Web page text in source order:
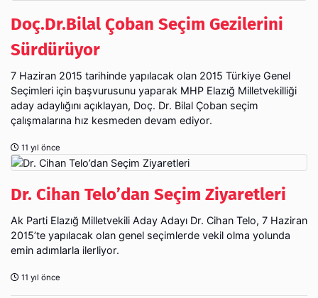
Doç.Dr.Bilal Çoban Seçim Gezilerini
Sürdürüyor
7 Haziran 2015 tarihinde yapılacak olan 2015 Türkiye Genel
Seçimleri için başvurusunu yaparak MHP Elazığ Milletvekilliği
aday adaylığını açıklayan, Doç. Dr. Bilal Çoban seçim
çalışmalarına hız kesmeden devam ediyor.
11 yıl önce
Dr. Cihan Telo’dan Seçim Ziyaretleri
Ak Parti Elazığ Milletvekili Aday Adayı Dr. Cihan Telo, 7 Haziran
2015’te yapılacak olan genel seçimlerde vekil olma yolunda
emin adımlarla ilerliyor.
11 yıl önce